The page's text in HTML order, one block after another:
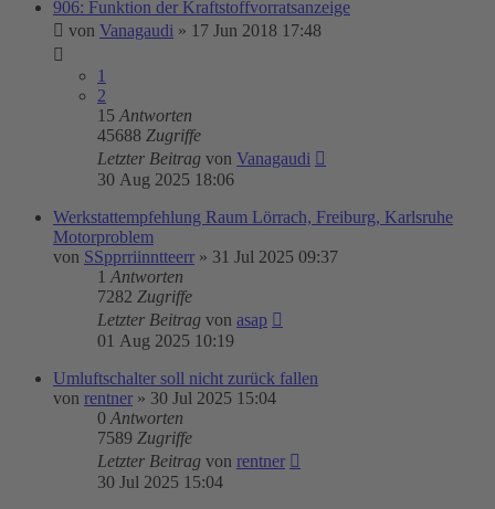
906: Funktion der Kraftstoffvorratsanzeige
von Vanagaudi » 17 Jun 2018 17:48
1
2
15 Antworten
45688 Zugriffe
Letzter Beitrag von Vanagaudi
30 Aug 2025 18:06
Werkstattempfehlung Raum Lörrach, Freiburg, Karlsruhe
Motorproblem
von SSpprriinntteerr » 31 Jul 2025 09:37
1 Antworten
7282 Zugriffe
Letzter Beitrag von asap
01 Aug 2025 10:19
Umluftschalter soll nicht zurück fallen
von rentner » 30 Jul 2025 15:04
0 Antworten
7589 Zugriffe
Letzter Beitrag von rentner
30 Jul 2025 15:04